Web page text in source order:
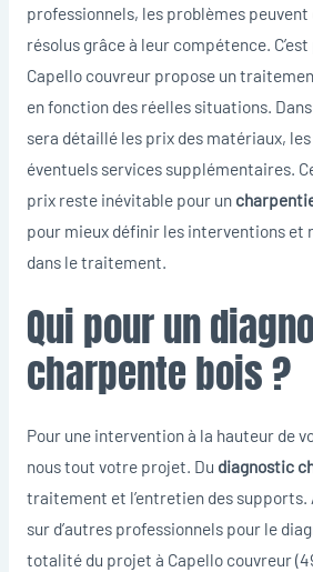
professionnels, les problèmes
résolus grâce à leur compétence.
Capello couvreur propose un
en fonction des réelles situations.
sera détaillé les prix des matériaux,
éventuels services supplémentaires.
prix reste inévitable pour un
pour mieux définir les interventions et
dans le traitement.
Qui pour un
charpente bois ?
Pour une intervention à la hauteur de
nous tout votre projet. Du diagnostic
traitement et l’entretien des supports.
sur d’autres professionnels pour le
totalité du projet à Capello couvreur